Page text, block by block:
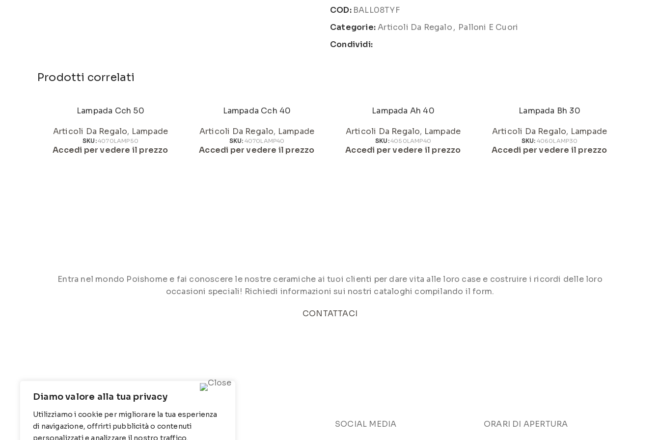
Diamo valore alla tua privacy
Utilizziamo i cookie per migliorare la tua esperienza
di navigazione, offrirti pubblicità o contenuti
personalizzati e analizzare il nostro traffico.
COD: BALL08TYF
Categorie: Articoli Da Regalo, Palloni E Cuori
Condividi:
Prodotti correlati
Lampada Cch 50
Articoli Da Regalo, Lampade
SKU:4070LAMP50
Accedi per vedere il prezzo
Lampada Cch 40
Articoli Da Regalo, Lampade
SKU: 4070LAMP40
Accedi per vedere il prezzo
Lampada Ah 40
Articoli Da Regalo, Lampade
SKU:4050LAMP40
Accedi per vedere il prezzo
Lampada Bh 30
Articoli Da Regalo, Lampade
SKU: 4060LAMP30
Accedi per vedere il prezzo
Entra nel mondo Poishome e fai conoscere le nostre ceramiche ai tuoi clienti per dare vita alle loro case e costruire i ricordi delle loro
occasioni speciali! Richiedi informazioni sui nostri cataloghi compilando il form.
CONTATTACI
CONTATTI
INFO
SOCIAL MEDIA
ORARI DI APERTURA